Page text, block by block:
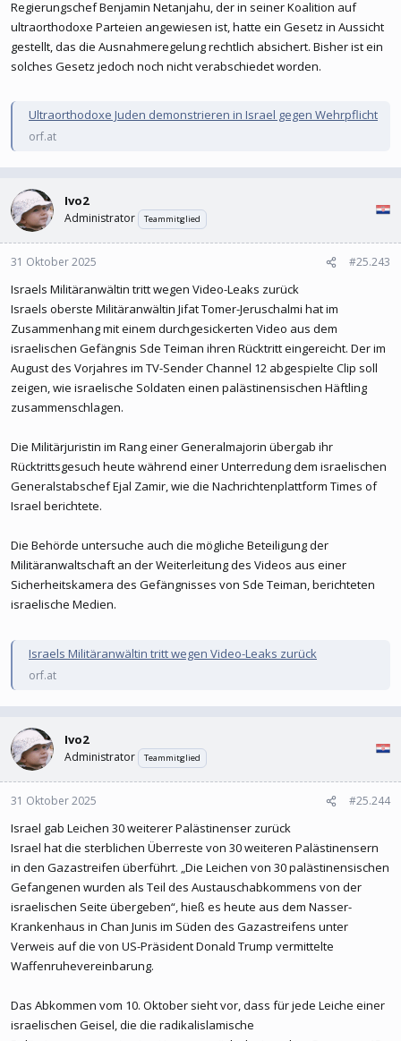
Regierungschef Benjamin Netanjahu, der in seiner Koalition auf
ultraorthodoxe Parteien angewiesen ist, hatte ein Gesetz in Aussicht
gestellt, das die Ausnahmeregelung rechtlich absichert. Bisher ist ein
solches Gesetz jedoch noch nicht verabschiedet worden.
Ultraorthodoxe Juden demonstrieren in Israel gegen Wehrpflicht
orf.at
Ivo2
Administrator Teammitglied
31 Oktober 2025 #25.243
Israels Militäranwältin tritt wegen Video-Leaks zurück
Israels oberste Militäranwältin Jifat Tomer-Jeruschalmi hat im
Zusammenhang mit einem durchgesickerten Video aus dem
israelischen Gefängnis Sde Teiman ihren Rücktritt eingereicht. Der im
August des Vorjahres im TV-Sender Channel 12 abgespielte Clip soll
zeigen, wie israelische Soldaten einen palästinensischen Häftling
zusammenschlagen.
Die Militärjuristin im Rang einer Generalmajorin übergab ihr
Rücktrittsgesuch heute während einer Unterredung dem israelischen
Generalstabschef Ejal Zamir, wie die Nachrichtenplattform Times of
Israel berichtete.
Die Behörde untersuche auch die mögliche Beteiligung der
Militäranwaltschaft an der Weiterleitung des Videos aus einer
Sicherheitskamera des Gefängnisses von Sde Teiman, berichteten
israelische Medien.
Israels Militäranwältin tritt wegen Video-Leaks zurück
orf.at
Ivo2
Administrator Teammitglied
31 Oktober 2025 #25.244
Israel gab Leichen 30 weiterer Palästinenser zurück
Israel hat die sterblichen Überreste von 30 weiteren Palästinensern
in den Gazastreifen überführt. „Die Leichen von 30 palästinensischen
Gefangenen wurden als Teil des Austauschabkommens von der
israelischen Seite übergeben“, hieß es heute aus dem Nasser-
Krankenhaus in Chan Junis im Süden des Gazastreifens unter
Verweis auf die von US-Präsident Donald Trump vermittelte
Waffenruhevereinbarung.
Das Abkommen vom 10. Oktober sieht vor, dass für jede Leiche einer
israelischen Geisel, die die radikalislamische